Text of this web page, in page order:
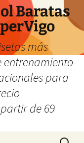
Baratas
más
para
de 69
Buscar: